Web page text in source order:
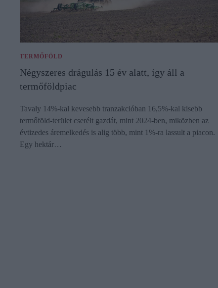
TERMŐFÖLD
Négyszeres drágulás 15 év alatt, így áll a
termőföldpiac
Tavaly 14%-kal kevesebb tranzakcióban 16,5%-kal kisebb
termőföld-terület cserélt gazdát, mint 2024-ben, miközben az
évtizedes áremelkedés is alig több, mint 1%-ra lassult a piacon.
Egy hektár…